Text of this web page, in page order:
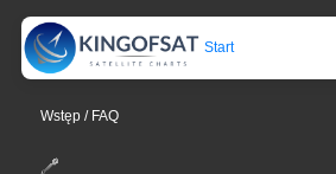
Start
Wstęp / FAQ